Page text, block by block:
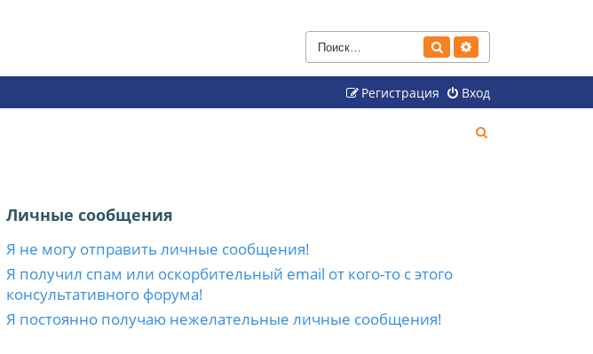
Поиск
Вход
Регистрация
Личные сообщения
Я не могу отправить личные сообщения!
Я получил спам или оскорбительный email от кого-то с этого
консультативного форума!
Я постоянно получаю нежелательные личные сообщения!